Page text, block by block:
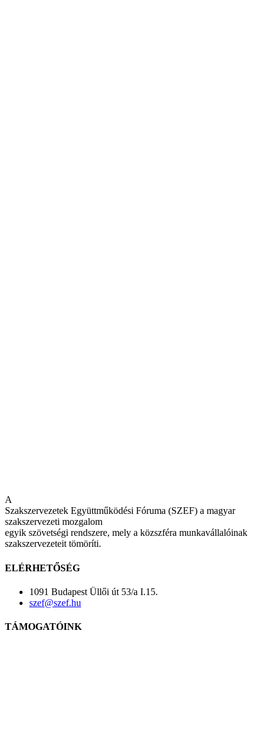
A
Szakszervezetek Együttműködési Fóruma (SZEF) a magyar
szakszervezeti mozgalom
egyik szövetségi rendszere, mely a közszféra munkavállalóinak
szakszervezeteit tömöríti.
ELÉRHETŐSÉG
1091 Budapest Üllői út 53/a I.15.
szef@szef.hu
TÁMOGATÓINK